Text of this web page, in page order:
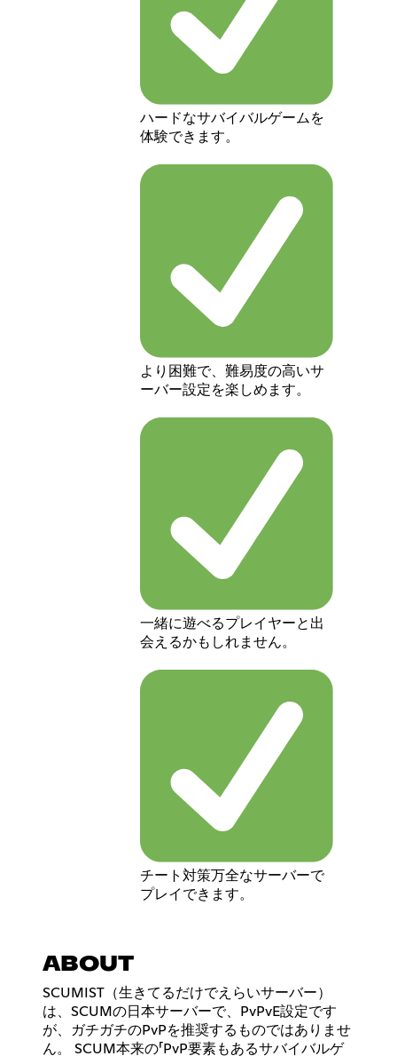
ハードなサバイバルゲームを
体験できます。
より困難で、難易度の高いサ
ーバー設定を楽しめます。
一緒に遊べるプレイヤーと出
会えるかもしれません。
チート対策万全なサーバーで
プレイできます。
ABOUT
SCUMIST（生きてるだけでえらいサーバー）
は、SCUMの日本サーバーで、PvPvE設定です
が、ガチガチのPvPを推奨するものではありませ
ん。 SCUM本来の「PvP要素もあるサバイバルゲ